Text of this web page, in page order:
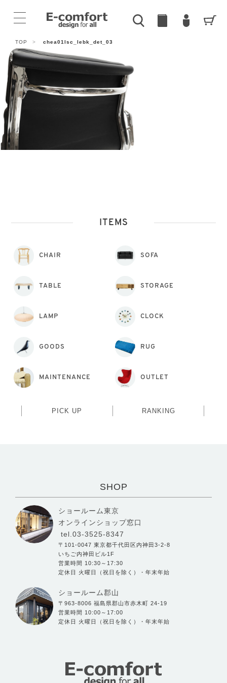
TOP > chea01lsc_lebk_det_03
ITEMS
CHAIR SOFA
TABLE STORAGE
LAMP CLOCK
GOODS RUG
MAINTENANCE OUTLET
PICK UP RANKING
SHOP
ショールーム東京
オンラインショップ窓口
tel.03-3525-8347
〒101-0047 東京都千代田区内神田3-2-8
いちご内神田ビル1F
営業時間 10:30～17:30
定休日 火曜日（祝日を除く）・年末年始
ショールーム郡山
〒963-8006 福島県郡山市赤木町 24-19
営業時間 10:00～17:00
定休日 火曜日（祝日を除く）・年末年始